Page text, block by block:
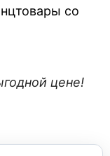
со
цене!